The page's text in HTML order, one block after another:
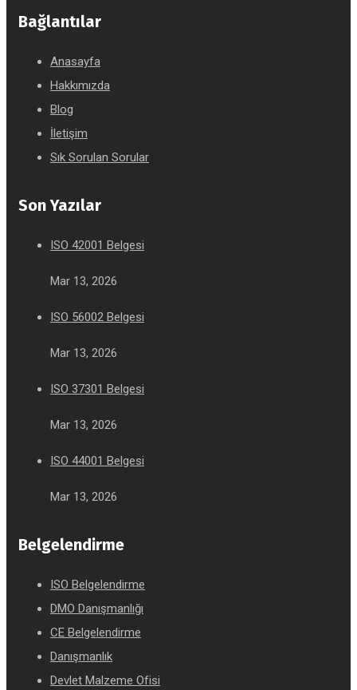
Bağlantılar
Anasayfa
Hakkımızda
Blog
İletişim
Sık Sorulan Sorular
Son Yazılar
ISO 42001 Belgesi
Mar 13, 2026
ISO 56002 Belgesi
Mar 13, 2026
ISO 37301 Belgesi
Mar 13, 2026
ISO 44001 Belgesi
Mar 13, 2026
Belgelendirme
ISO Belgelendirme
DMO Danışmanlığı
CE Belgelendirme
Danışmanlık
Devlet Malzeme Ofisi